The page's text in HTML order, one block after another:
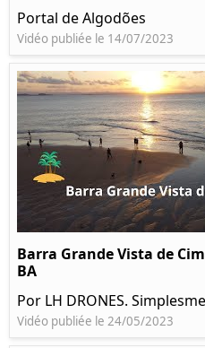
Portal de Algodões
Vidéo publiée le 14/07/2023
Barra Grande Vista de
BA
Por LH DRONES.
Vidéo publiée le 24/05/2023